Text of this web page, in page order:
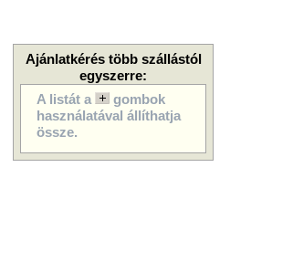
Ajánlatkérés több szállástól
egyszerre:
A listát a
gombok
használatával állíthatja
össze.